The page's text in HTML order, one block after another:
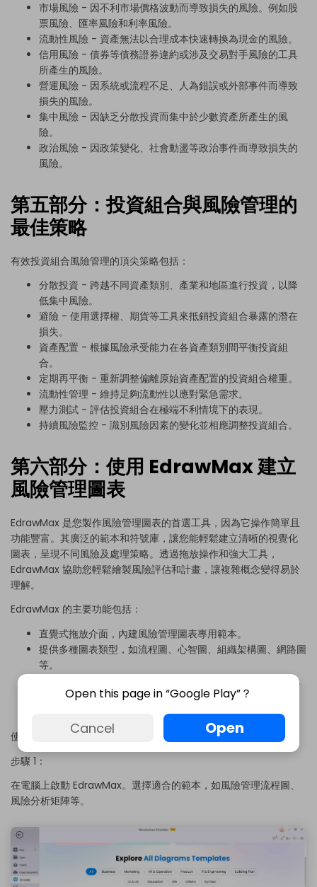
市場風險 - 因不利市場價格波動而導致損失的風險。例如股
票風險、匯率風險和利率風險。
流動性風險 - 資產無法以合理成本快速轉換為現金的風險。
信用風險 - 債券等債務證券違約或涉及交易對手風險的工具
所產生的風險。
營運風險 - 因系統或流程不足、人為錯誤或外部事件而導致
損失的風險。
集中風險 - 因缺乏分散投資而集中於少數資產所產生的風
險。
政治風險 - 因政策變化、社會動盪等政治事件而導致損失的
風險。
第五部分：投資組合與風險管理的
最佳策略
有效投資組合風險管理的頂尖策略包括：
分散投資 - 跨越不同資產類別、產業和地區進行投資，以降
低集中風險。
避險 - 使用選擇權、期貨等工具來抵銷投資組合暴露的潛在
損失。
資產配置 - 根據風險承受能力在各資產類別間平衡投資組
合。
定期再平衡 - 重新調整偏離原始資產配置的投資組合權重。
流動性管理 - 維持足夠流動性以應對緊急需求。
壓力測試 - 評估投資組合在極端不利情境下的表現。
持續風險監控 - 識別風險因素的變化並相應調整投資組合。
第六部分：使用 EdrawMax 建立
風險管理圖表
EdrawMax 是您製作風險管理圖表的首選工具，因為它操作簡單且
功能豐富。其廣泛的範本和符號庫，讓您能輕鬆建立清晰的視覺化
圖表，呈現不同風險及處理策略。透過拖放操作和強大工具，
EdrawMax 協助您輕鬆繪製風險評估和計畫，讓複雜概念變得易於
理解。
EdrawMax 的主要功能包括：
直覺式拖放介面，內建風險管理圖表專用範本。
提供多種圖表類型，如流程圖、心智圖、組織架構圖、網路圖
等。
智慧繪圖工具、自動版面配置和樣式選項，可自訂圖表外觀。
可將圖表連結至資料來源。
支援以多種格式分享和匯出圖表。
使用 EdrawMax 建立風險管理圖表，請依照以下步驟操作：
步驟 1：
在電腦上啟動 EdrawMax。選擇適合的範本，如風險管理流程圖、
風險分析矩陣等。
Open this page in “Google Play”？
Cancel Open